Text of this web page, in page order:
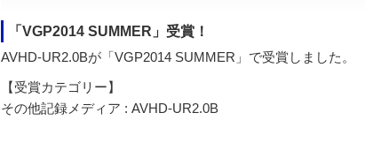
「VGP2014 SUMMER」受賞！
AVHD-UR2.0Bが「VGP2014 SUMMER」で受賞しました。
【受賞カテゴリー】
その他記録メディア : AVHD-UR2.0B